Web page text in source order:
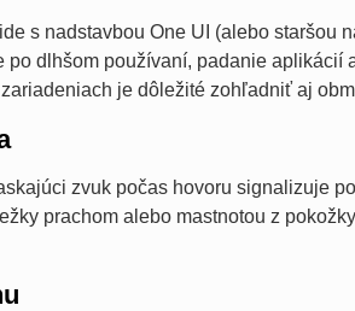
s nadstavbou One UI (alebo
po dlhšom používaní, padanie
je dôležité zohľadniť aj
zvuk počas hovoru signalizuje
prachom alebo mastnotou z